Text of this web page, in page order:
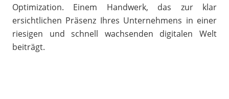
Optimization. Einem Handwerk, das zur klar
ersichtlichen Präsenz Ihres Unternehmens in einer
riesigen und schnell wachsenden digitalen Welt
beiträgt.